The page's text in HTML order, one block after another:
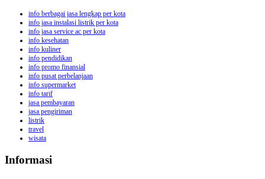
info berbagai jasa lengkap per kota
info jasa instalasi listrik per kota
info jasa service ac per kota
info kesehatan
info kuliner
info pendidikan
info promo finansial
info pusat perbelanjaan
info supermarket
info tarif
jasa pembayaran
jasa pengiriman
listrik
travel
wisata
Informasi